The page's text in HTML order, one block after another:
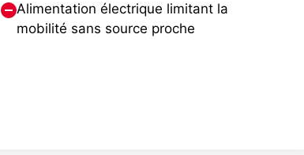
Alimentation électrique limitant la
mobilité sans source proche